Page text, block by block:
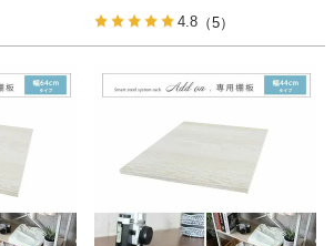
チン収納
4.8 （5）